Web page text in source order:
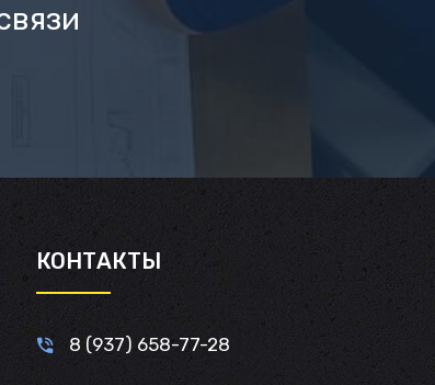
КОНТАКТЫ
8 (937) 658-77-28